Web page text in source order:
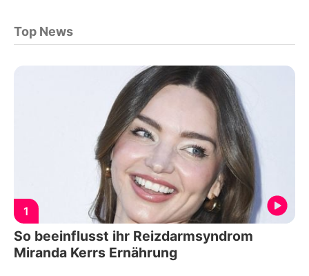
Top News
1
So beeinflusst ihr Reizdarmsyndrom
Miranda Kerrs Ernährung